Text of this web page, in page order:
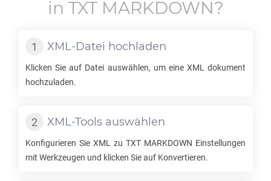
in TXT MARKDOWN?
XML-Datei hochladen
Klicken Sie auf Datei auswählen, um eine XML
dokument
hochzuladen.
XML-Tools auswählen
Konfigurieren Sie XML zu TXT MARKDOWN Einstellungen
mit Werkzeugen und klicken Sie auf Konvertieren.